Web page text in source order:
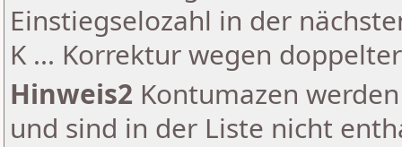
Einstiegselozahl in der
K ... Korrektur wegen
Hinweis2 Kontumazen
und sind in der Liste nicht